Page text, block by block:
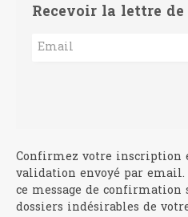
Recevoir la lettre
Confirmez votre inscription
validation envoyé par
ce message de confirmation
dossiers indésirables de